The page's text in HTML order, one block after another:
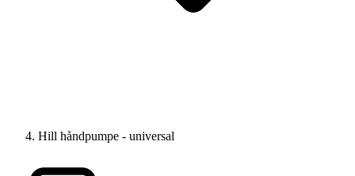
Hill håndpumpe - universal